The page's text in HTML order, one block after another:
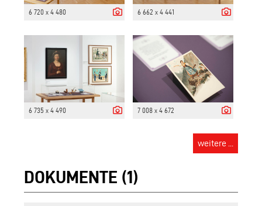
6 720 x 4 480 6 662 x 4 441
6 735 x 4 490 7 008 x 4 672
weitere ...
DOKUMENTE (1)